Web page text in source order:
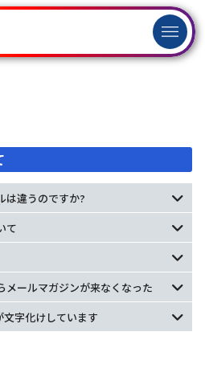
は違うのですか?
て
メールマガジンが来なくなった
字化けしています